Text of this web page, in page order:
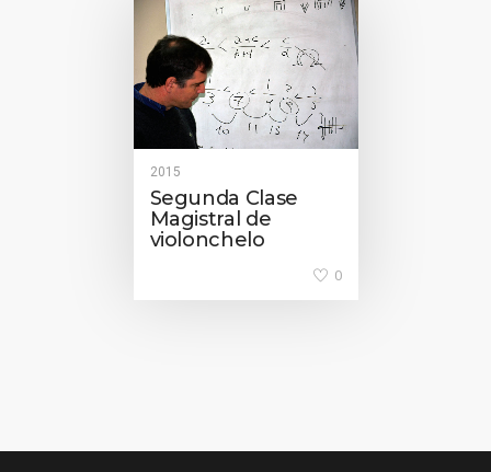
2015
Segunda Clase
Magistral de
violonchelo
0